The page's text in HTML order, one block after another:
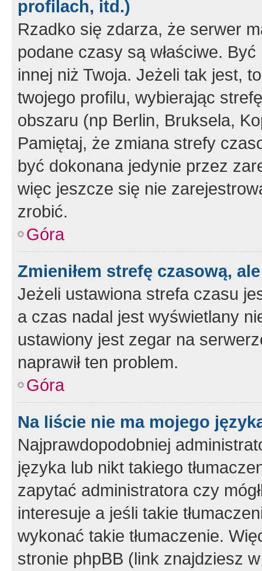
profilach, itd.)
Rzadko się zdarza, że serwer
podane czasy są właściwe.
innej niż Twoja. Jeżeli tak jest,
twojego profilu, wybierając
obszaru (np Berlin, Bruksela,
Pamiętaj, że zmiana strefy
być dokonana jedynie przez
więc jeszcze się nie
zrobić.
Góra
Zmieniłem strefę czasową,
Jeżeli ustawiona strefa czasu
a czas nadal jest wyświetlany
ustawiony jest zegar na
naprawił ten problem.
Góra
Na liście nie ma mojego
Najprawdopodobniej
języka lub nikt takiego
zapytać administratora czy
interesuje a jeśli takie
wykonać takie tłumaczenie.
stronie phpBB (link znajdziesz